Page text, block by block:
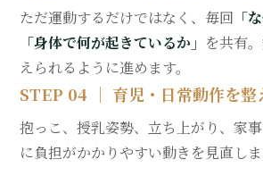
ただ運動するだけではなく、毎回 「
「身体で何が起きているか」 を共有
えられるように進めます。
STEP 04 ｜ 育児・日常動作を整
抱っこ、授乳姿勢、立ち上がり、家
に負担がかかりやすい動きを見直しま